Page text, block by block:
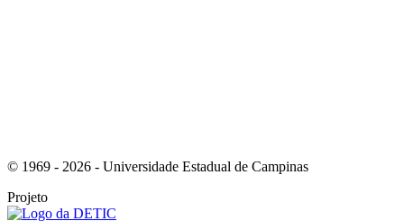
© 1969 - 2026 - Universidade Estadual de Campinas
Projeto